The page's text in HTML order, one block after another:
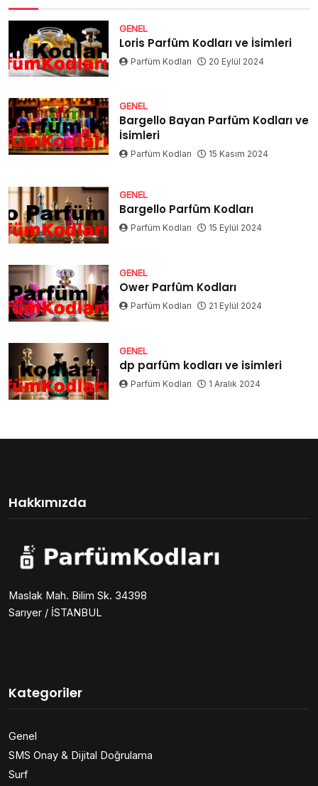
GENEL
Loris Parfüm Kodları ve İsimleri
Parfüm Kodları 20 Eylül 2024
GENEL
Bargello Bayan Parfüm Kodları ve
İsimleri
Parfüm Kodları 15 Kasım 2024
GENEL
Bargello Parfüm Kodları
Parfüm Kodları 15 Eylül 2024
GENEL
Ower Parfüm Kodları
Parfüm Kodları 21 Eylül 2024
GENEL
dp parfüm kodları ve isimleri
Parfüm Kodları 1 Aralık 2024
Hakkımızda
Maslak Mah. Bilim Sk. 34398
Sarıyer / İSTANBUL
Kategoriler
Genel
SMS Onay & Dijital Doğrulama
Surf